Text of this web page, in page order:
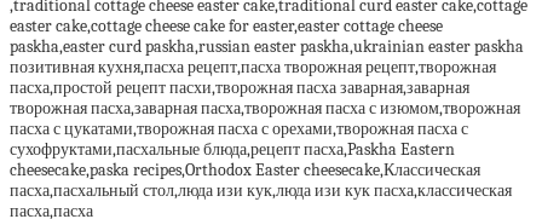
,traditional cottage cheese easter cake,traditional curd easter cake,cottage
easter cake,cottage cheese cake for easter,easter cottage cheese
paskha,easter curd paskha,russian easter paskha,ukrainian easter paskha
позитивная кухня,пасха рецепт,пасха творожная рецепт,творожная
пасха,простой рецепт пасхи,творожная пасха заварная,заварная
творожная пасха,заварная пасха,творожная пасха с изюмом,творожная
пасха с цукатами,творожная пасха с орехами,творожная пасха с
сухофруктами,пасхальные блюда,рецепт пасха,Paskha Eastern
cheesecake,paska recipes,Orthodox Easter cheesecake,Классическая
пасха,пасхальный стол,люда изи кук,люда изи кук пасха,классическая
пасха,пасха